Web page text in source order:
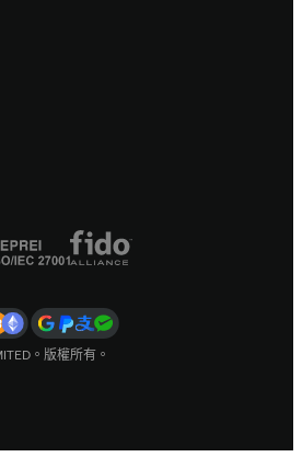
。版權所有。